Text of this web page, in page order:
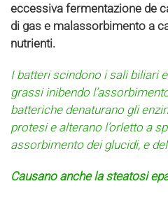
eccessiva fermentazione de
di gas e malassorbimento a
nutrienti.
I batteri scindono i sali biliari
grassi inibendo
batteriche denaturano gli
protesi e alterano l’orletto a
assorbimento dei glucidi, e
Causano anche la steatosi